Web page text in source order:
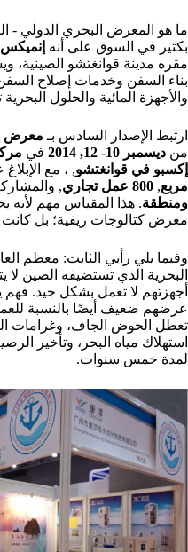
ما هو المعرض البحري الدولي
بكثير في السوق على أنه
مقره مدينة قوانغتشو الصينية،
بناء السفن وخدمات إصلاح
والأجهزة المائية والحلول
ارتبط الإصدار السادس بـ معرض
من ديسمبر 10- 12, 2014 في
إكسبو في قوانغتشو, ، مع
مربع, 800 عمل تجاري ,
ومنطقة. هذا المقياس مهم لأنه
معرض كتالوجات ريفية؛ بل
وفيما يلي رأيي الثابت: معظم
البحرية الذي تستضيفه الصين
أجهزتهم لا تعمل بشكل جيد.
عرضهم ضعيف أيضًا بالنسبة
تعطل الحوض الجاف، وغرامات
استهلاك مياه البحر، وتأخير
لمدة خمس سنوات.